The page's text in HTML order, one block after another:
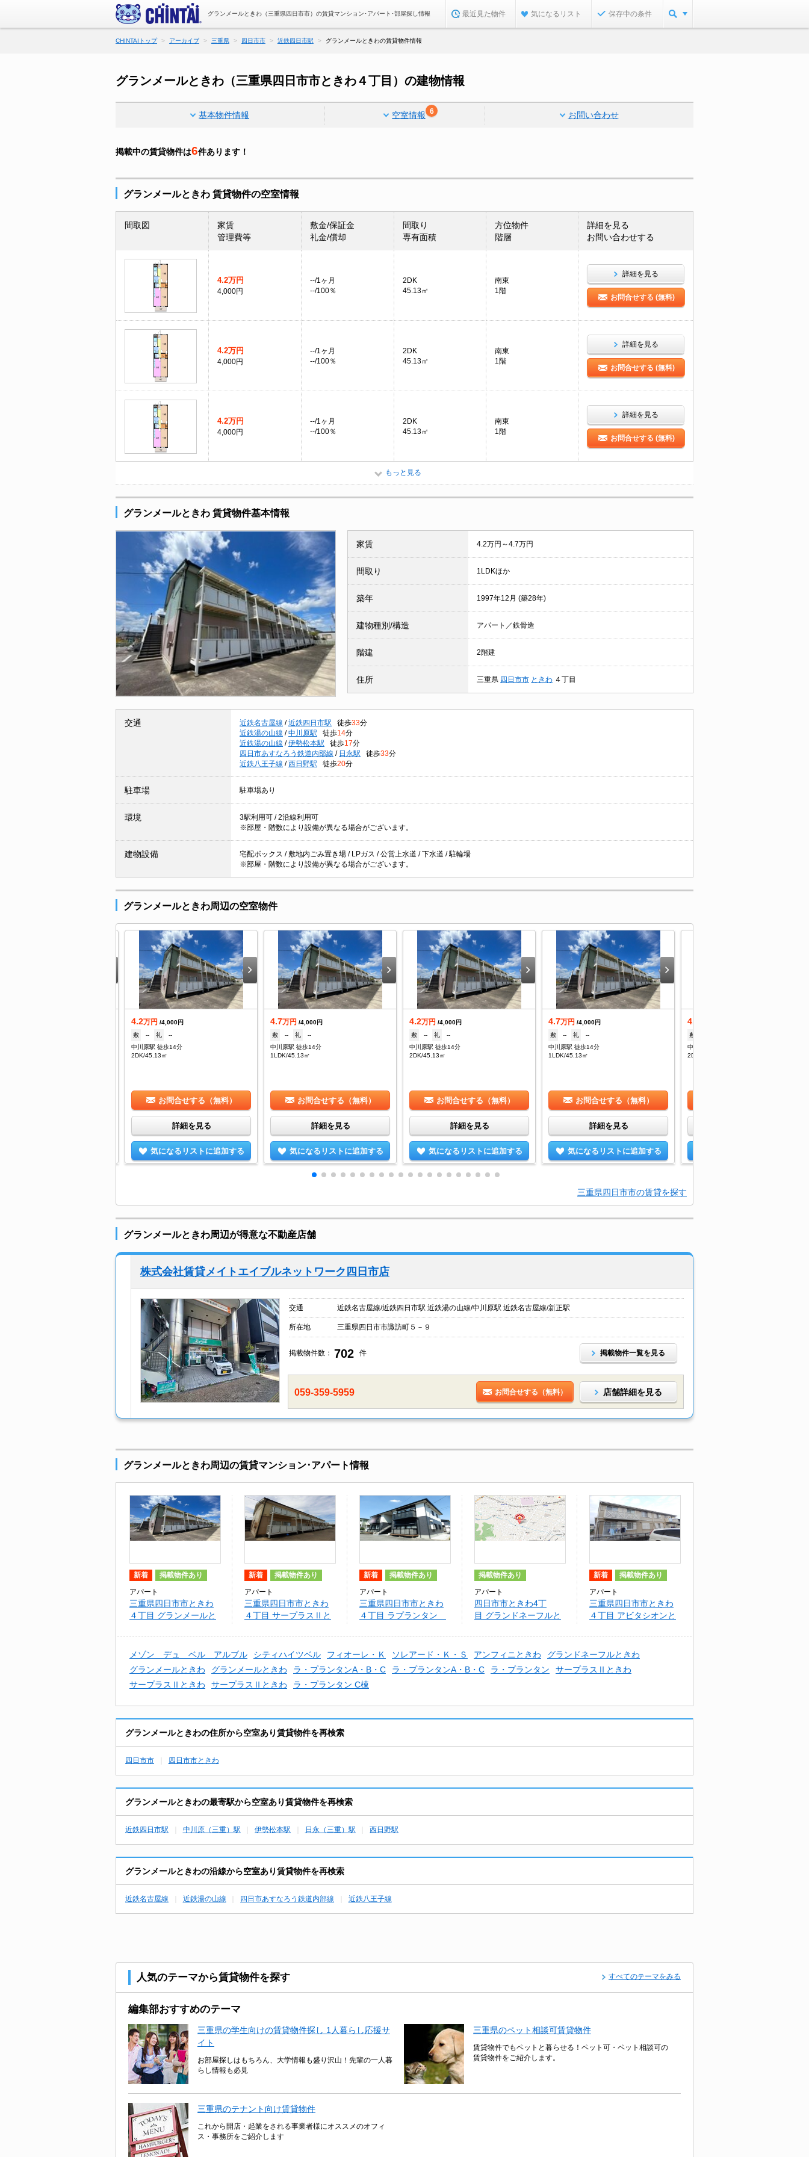
グランメールときわ（三重県四日市市）の賃貸マンション･アパート･部屋探し情報 最近見た物件 気になるリスト 保存中の条件
CHINTAIトップ アーカイブ 三重県 四日市市 近鉄四日市駅 グランメールときわの賃貸物件情報
グランメールときわ（三重県四日市市ときわ４丁目）の建物情報
基本物件情報 空室情報 6 お問い合わせ
掲載中の賃貸物件は6件あります！
グランメールときわ 賃貸物件の空室情報
間取図
家賃
管理費等
敷金/保証金
礼金/償却
間取り
専有面積
方位物件
階層
詳細を見る
お問い合わせする
4.2万円
4,000円
--/1ヶ月
--/100％
2DK
45.13㎡
南東
1階
詳細を見る
お問合せする (無料)
4.2万円
4,000円
--/1ヶ月
--/100％
2DK
45.13㎡
南東
1階
詳細を見る
お問合せする (無料)
4.2万円
4,000円
--/1ヶ月
--/100％
2DK
45.13㎡
南東
1階
詳細を見る
お問合せする (無料)
もっと見る
グランメールときわ 賃貸物件基本情報
家賃 4.2万円～4.7万円
間取り 1LDKほか
築年 1997年12月 (築28年)
建物種別/構造 アパート／鉄骨造
階建 2階建
住所 三重県 四日市市 ときわ ４丁目
交通 近鉄名古屋線 / 近鉄四日市駅 徒歩33分
近鉄湯の山線 / 中川原駅 徒歩14分
近鉄湯の山線 / 伊勢松本駅 徒歩17分
四日市あすなろう鉄道内部線 / 日永駅 徒歩33分
近鉄八王子線 / 西日野駅 徒歩20分
駐車場 駐車場あり
環境
3駅利用可 / 2沿線利用可
※部屋・階数により設備が異なる場合がございます。
建物設備
宅配ボックス / 敷地内ごみ置き場 / LPガス / 公営上水道 / 下水道 / 駐輪場
※部屋・階数により設備が異なる場合がございます。
グランメールときわ周辺の空室物件
4.2万円 /4,000円
敷
-- 礼
--
中川原駅 徒歩14分
2DK/45.13㎡
お問合せする（無料）
詳細を見る
気になるリストに追加する
4.7万円 /4,000円
敷
-- 礼
--
中川原駅 徒歩14分
1LDK/45.13㎡
お問合せする（無料）
詳細を見る
気になるリストに追加する
4.2万円 /4,000円
敷
-- 礼
--
中川原駅 徒歩14分
2DK/45.13㎡
お問合せする（無料）
詳細を見る
気になるリストに追加する
4.7万円 /4,000円
敷
-- 礼
--
中川原駅 徒歩14分
1LDK/45.13㎡
お問合せする（無料）
詳細を見る
気になるリストに追加する
4.2
敷
中川原駅 徒歩14分
2DK/45.13㎡
三重県四日市市の賃貸を探す
グランメールときわ周辺が得意な不動産店舗
株式会社賃貸メイトエイブルネットワーク四日市店
交通 近鉄名古屋線/近鉄四日市駅 近鉄湯の山線/中川原駅 近鉄名古屋線/新正駅
所在地 三重県四日市市諏訪町５－９
掲載物件数： 702 件 掲載物件一覧を見る
059-359-5959 お問合せする（無料） 店舗詳細を見る
グランメールときわ周辺の賃貸マンション･アパート情報
新着 掲載物件あり
アパート
三重県四日市市ときわ
４丁目 グランメールと
新着 掲載物件あり
アパート
三重県四日市市ときわ
４丁目 サープラスⅡと
新着 掲載物件あり
アパート
三重県四日市市ときわ
４丁目 ラプランタン
掲載物件あり
アパート
四日市市ときわ4丁
目 グランドネーフルと
新着 掲載物件あり
アパート
三重県四日市市ときわ
４丁目 アビタシオンと
メゾン デュ ベル アルブル シティハイツベル フィオーレ・Ｋ ソレアード・Ｋ・Ｓ アンフィニときわ
グランドネーフルときわ
グランメールときわ
グランメールときわ ラ・プランタンA・B・C ラ・プランタンA・B・C ラ・プランタン
サープラスⅡときわ
サープラスⅡときわ
サープラスⅡときわ ラ・プランタン C棟
グランメールときわの住所から空室あり賃貸物件を再検索
四日市市 四日市市ときわ
グランメールときわの最寄駅から空室あり賃貸物件を再検索
近鉄四日市駅 中川原（三重）駅 伊勢松本駅 日永（三重）駅 西日野駅
グランメールときわの沿線から空室あり賃貸物件を再検索
近鉄名古屋線 近鉄湯の山線 四日市あすなろう鉄道内部線 近鉄八王子線
人気のテーマから賃貸物件を探す すべてのテーマをみる
編集部おすすめのテーマ
三重県の学生向けの賃貸物件探し 1人暮らし応援サ
イト
お部屋探しはもちろん、大学情報も盛り沢山！先輩の一人暮
らし情報も必見
三重県のペット相談可賃貸物件
賃貸物件でもペットと暮らせる！ペット可・ペット相談可の
賃貸物件をご紹介します。
三重県のテナント向け賃貸物件
これから開店・起業をされる事業者様にオススメのオフィ
ス・事務所をご紹介します